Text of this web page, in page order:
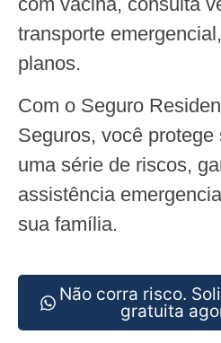
transporte
planos.
Com o Seguro
Seguros, você
uma série de riscos,
assistência
sua família.
Não corra risco.
gratuita